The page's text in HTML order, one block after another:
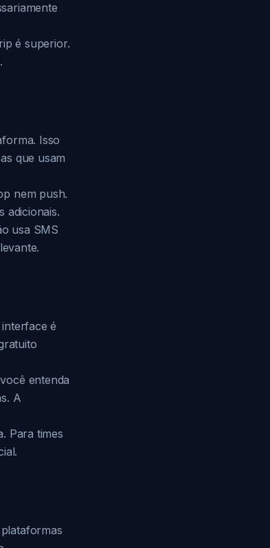
é superior.
Isso
que usam
nem push.
adicionais.
usa SMS
é
entenda
A
Para times